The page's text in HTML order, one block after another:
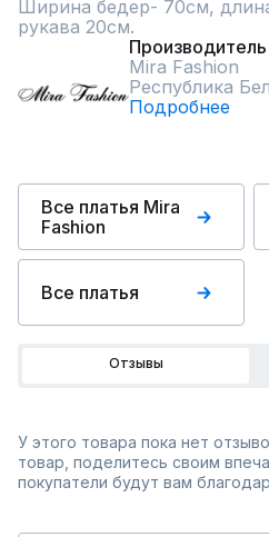
Ширина бедер- 70см,
рукава 20см.
Производитель
Mira Fashion
Республика
Подробнее
Все платья Mira
Fashion
Все платья
Отзывы
У этого товара пока нет
товар, поделитесь своим
покупатели будут вам